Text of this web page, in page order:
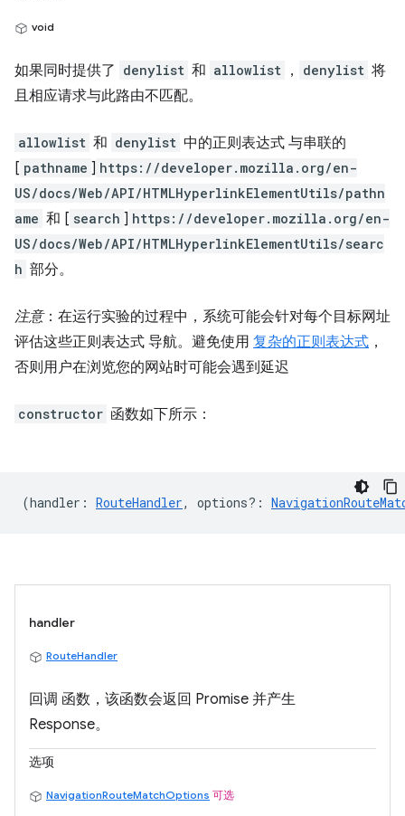
void
如果同时提供了 denylist 和 allowlist ， denylist 将
且相应请求与此路由不匹配。
allowlist 和 denylist 中的正则表达式 与串联的
[ pathname ] https://developer.mozilla.org/en-
US/docs/Web/API/HTMLHyperlinkElementUtils/pathn
ame 和 [ search ] https://developer.mozilla.org/en-
US/docs/Web/API/HTMLHyperlinkElementUtils/searc
h 部分。
注意：在运行实验的过程中，系统可能会针对每个目标网址
评估这些正则表达式 导航。避免使用 复杂的正则表达式 ，
否则用户在浏览您的网站时可能会遇到延迟
constructor 函数如下所示：
(handler : RouteHandler, options? :
handler
RouteHandler
回调 函数，该函数会返回 Promise 并产生
Response。
选项
NavigationRouteMatchOptions 可选